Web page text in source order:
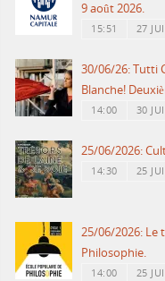
9 août 2026.
15:51 27
30/06/26: Tutti
Blanche!
14:00 30
25/06/2026:
14:30 25
25/06/2026: Le
Philosophie.
14:00 25